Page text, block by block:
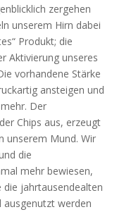
zergehen
unserem Hirn dabei
Produkt; die
Aktivierung unseres
vorhandene Stärke
ansteigen und
Der
Chips aus, erzeugt
unserem Mund. Wir
die
mehr bewiesen,
die jahrtausendealten
ausgenutzt werden